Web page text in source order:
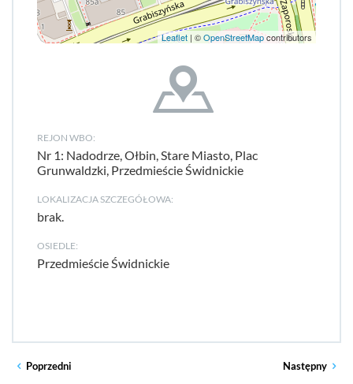
Leaflet | ©OpenStreetMapcontributors
REJON WBO:
Nr 1: Nadodrze, Ołbin, Stare Miasto, Plac
Grunwaldzki, Przedmieście Świdnickie
LOKALIZACJA SZCZEGÓŁOWA:
brak.
OSIEDLE:
Przedmieście Świdnickie
Poprzedni Następny